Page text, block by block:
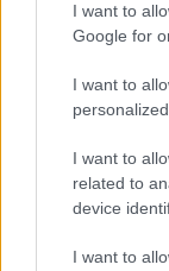
I want to
Google for
I want to
I want to
related to
device
I want to